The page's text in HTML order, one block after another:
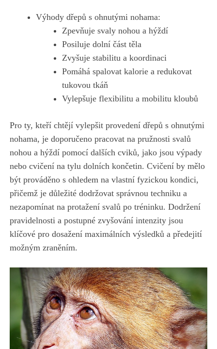
Výhody dřepů s⁤ ohnutými⁤ nohama:
Zpevňuje svaly⁤ nohou a hýždí
Posiluje dolní část těla
Zvyšuje‍ stabilitu a koordinaci
Pomáhá spalovat‌ kalorie a redukovat
tukovou tkáň
Vylepšuje flexibilitu ‍a mobilitu kloubů
Pro ty, kteří chtějí vylepšit provedení⁤ dřepů s ohnutými
nohama, je doporučeno pracovat ​na pružnosti svalů
nohou a hýždí pomocí dalších cviků, jako jsou výpady
⁢nebo cvičení na tylu dolních končetin. Cvičení by mělo
být ⁢prováděno s‍ ohledem na⁣ vlastní fyzickou kondici,
přičemž je⁣ důležité​ dodržovat​ správnou techniku​ a
nezapomínat na protažení svalů po tréninku. Dodržení
pravidelnosti a postupné zvyšování ⁤intenzity jsou
klíčové pro dosažení maximálních výsledků a předejití
možným zraněním.